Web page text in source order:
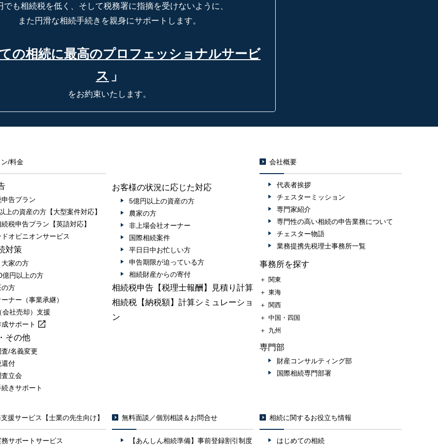
でも相続税を低く、そして税務署に指摘を受けないように、
また円滑な相続手続きを親身にサポートします。
の相続に最高のプロフェッショナルサービ
ス 」
をお約束いたします。
/料金
告プラン
上の資産の方【大型案件対応】
税申告プラン【英語対応】
オピニオンサービス
対策
家の方
億円以上の方
の方
ナー（事業承継）
会社売却）支援
成サポート
その他
/名義変更
還付
立会
きサポート
お客様の状況に応じた対応
5億円以上の資産の方
農家の方
非上場会社オーナー
国際相続案件
平日日中お忙しい方
申告期限が迫っている方
相続財産からの寄付
相続税申告【税理士報酬】見積り計算
相続税【納税額】計算シミュレーショ
ン
会社概要
代表者挨拶
チェスターミッション
専門家紹介
専門性の高い相続の申告業務について
チェスター物語
業務提携先税理士事務所一覧
事務所を探す
＋ 関東
＋ 東海
＋ 関西
＋ 中国・四国
＋ 九州
専門部
財産コンサルティング部
国際相続専門部署
援サービス【士業の先生向け】
サポートサービス
無料面談／個別相談＆お問合せ
【あんしん相続準備】事前登録割引制度
相続に関するお役立ち情報
はじめての相続